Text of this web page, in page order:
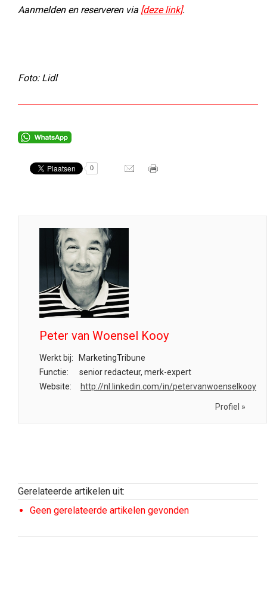
Aanmelden en reserveren via [deze link].
Foto: Lidl
0
Peter van Woensel Kooy
Werkt bij:
MarketingTribune
Functie:
senior redacteur, merk-expert
Website:
http://nl.linkedin.com/in/petervanwoenselkooy
Profiel »
Gerelateerde artikelen uit:
Geen gerelateerde artikelen gevonden